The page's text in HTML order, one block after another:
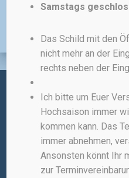
Administratives:
IMPRESSUM
ALLGEMEINE
Samstags
Das Schild mit den
nicht mehr an der
rechts neben der
Ich bitte um Euer
Hochsaison immer
kommen kann. Das
immer abnehmen,
Ansonsten könnt Ihr
zur